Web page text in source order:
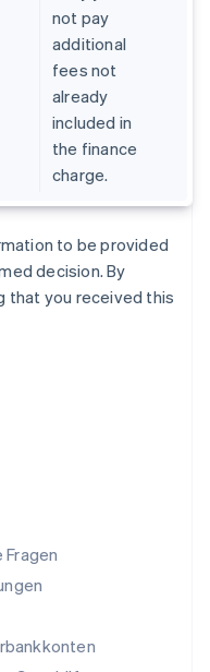
not pay
additional
fees not
already
included in
the finance
charge.
to be provided
decision. By
that you received this